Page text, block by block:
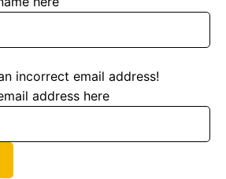
incorrect email address!
address here